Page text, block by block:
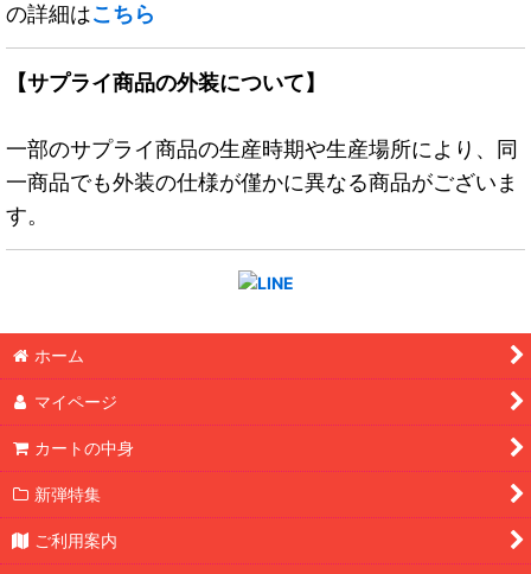
の詳細はこちら
【サプライ商品の外装について】
一部のサプライ商品の生産時期や生産場所により、同
一商品でも外装の仕様が僅かに異なる商品がございま
す。
ホーム
マイページ
カートの中身
新弾特集
ご利用案内